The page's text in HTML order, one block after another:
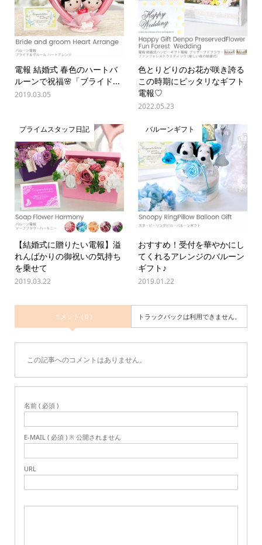
電報 結婚式 春色のハートバ
ルーンで祝福🌸「ブライド...
2019.03.05
色とりどりのお花が咲き誇る
この時期にピッタリなギフト
電報♡
2022.05.23
プライムスタッフ日記
【結婚式に贈りたい電報】溢
れんばかりの御祝いの気持ち
を乗せて
2019.03.22
バルーンギフト
おすすめ！受付を華やかにし
てくれるアレンジのバルーン
ギフト♪
2019.01.22
コメント ( 0 ) トラックバックは利用できません。
この記事へのコメントはありません。
名前 ( 必須 )
E-MAIL ( 必須 ) ※ 公開されません
URL